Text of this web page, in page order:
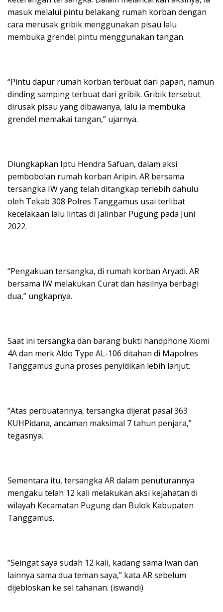
masuk melalui pintu belakang rumah korban dengan
cara merusak gribik menggunakan pisau lalu
membuka grendel pintu menggunakan tangan.
“Pintu dapur rumah korban terbuat dari papan, namun
dinding samping terbuat dari gribik. Gribik tersebut
dirusak pisau yang dibawanya, lalu ia membuka
grendel memakai tangan,” ujarnya.
Diungkapkan Iptu Hendra Safuan, dalam aksi
pembobolan rumah korban Aripin. AR bersama
tersangka IW yang telah ditangkap terlebih dahulu
oleh Tekab 308 Polres Tanggamus usai terlibat
kecelakaan lalu lintas di Jalinbar Pugung pada Juni
2022.
“Pengakuan tersangka, di rumah korban Aryadi. AR
bersama IW melakukan Curat dan hasilnya berbagi
dua,” ungkapnya.
Saat ini tersangka dan barang bukti handphone Xiomi
4A dan merk Aldo Type AL-106 ditahan di Mapolres
Tanggamus guna proses penyidikan lebih lanjut.
“Atas perbuatannya, tersangka dijerat pasal 363
KUHPidana, ancaman maksimal 7 tahun penjara,”
tegasnya.
Sementara itu, tersangka AR dalam penuturannya
mengaku telah 12 kali melakukan aksi kejahatan di
wilayah Kecamatan Pugung dan Bulok Kabupaten
Tanggamus.
“Seingat saya sudah 12 kali, kadang sama Iwan dan
lainnya sama dua teman saya,” kata AR sebelum
dijebloskan ke sel tahanan. (iswandi)